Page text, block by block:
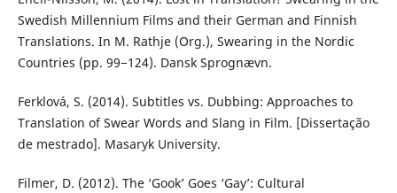
Swedish Millennium Films and their German and Finnish
Translations. In M. Rathje (Org.), Swearing in the Nordic
Countries (pp. 99−124). Dansk Sprognævn.
Ferklová, S. (2014). Subtitles vs. Dubbing: Approaches to
Translation of Swear Words and Slang in Film. [Dissertação
de mestrado]. Masaryk University.
Filmer, D. (2012). The ‘Gook’ Goes ‘Gay’: Cultural